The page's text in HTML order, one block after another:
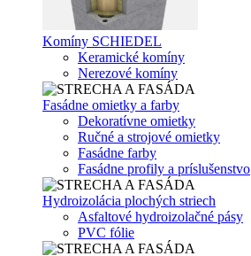
Komíny SCHIEDEL
Keramické komíny
Nerezové komíny
Fasádne omietky a farby
Dekoratívne omietky
Ručné a strojové omietky
Fasádne farby
Fasádne profily a príslušenstvo
Hydroizolácia plochých striech
Asfaltové hydroizolačné pásy
PVC fólie